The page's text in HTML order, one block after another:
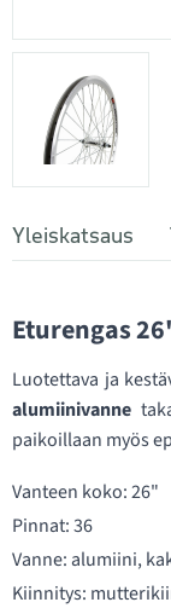
Yleiskatsaus
Eturengas
Luotettava ja
alumiinivanne
paikoillaan myös
Vanteen koko: 26"
Pinnat: 36
Vanne: alumiini,
Kiinnitys: